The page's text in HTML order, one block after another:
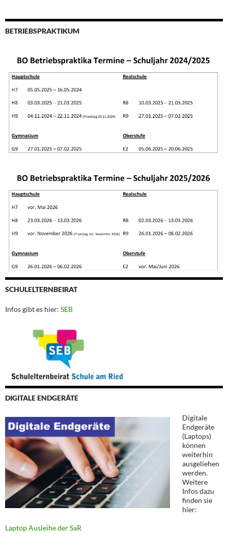
BETRIEBSPRAKTIKUM
SCHULELTERNBEIRAT
Infos gibt es hier: SEB
DIGITALE ENDGERÄTE
Digitale
Endgeräte
(Laptops)
können
weiterhin
ausgeliehen
werden.
Weitere
Infos dazu
finden sie
hier:
Laptop Ausleihe der SaR